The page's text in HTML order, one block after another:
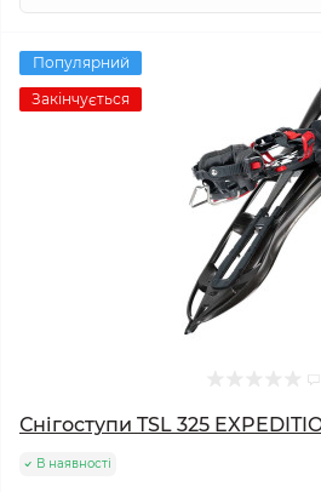
Популярний
Закінчується
Снігоступи TSL 325
В наявності